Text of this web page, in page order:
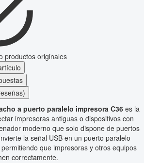
productos originales
a puerto paralelo impresora C36 es la
impresoras antiguas o dispositivos con
moderno que solo dispone de puertos
la señal USB en un puerto paralelo
que impresoras y otros equipos
correctamente.